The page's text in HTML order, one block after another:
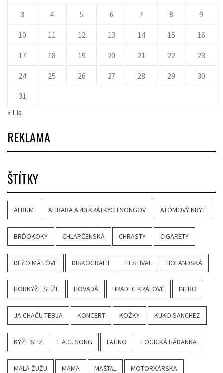
3 4 5 6 7 8 9
10 11 12 13 14 15 16
17 18 19 20 21 22 23
24 25 26 27 28 29 30
31
« Lis
REKLAMA
ŠTÍTKY
ALBUM ALIBABA A 40 KRÁTKYCH SONGOV ATÓMOVÝ KRYT
BRĎOKOKY CHLAPČENSKÁ CHRASTY CIGARETY
DEŽO MÁ LÓVE DISKOGRAFIE FESTIVAL HOLANDSKÁ
HORKÝŽE SLÍŽE HOVADÁ HRADEC KRÁLOVÉ INTRO
JA CHAČU TEBJA KONCERT KOŽKY KUKO SANCHEZ
KÝŽE SLIZ L.A.G. SONG LATINO LOGICKÁ HÁDANKA
MALÁ ŽUŽU MAMA MAŠTAL MOTORKÁRSKA